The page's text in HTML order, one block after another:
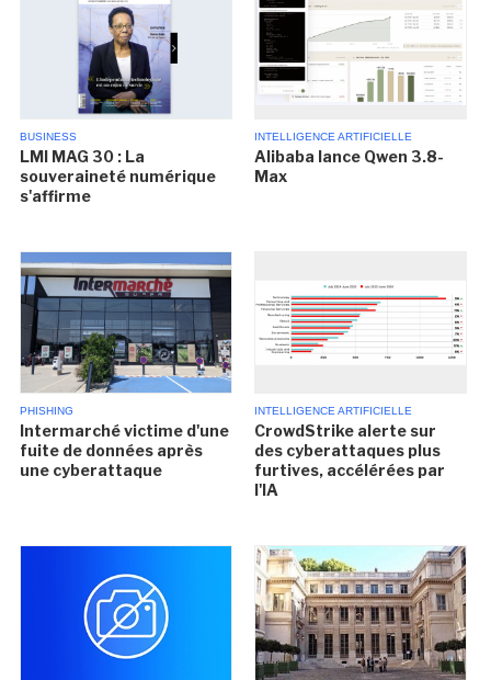
BUSINESS
LMI MAG 30 : La
souveraineté numérique
s'affirme
INTELLIGENCE ARTIFICIELLE
Alibaba lance Qwen 3.8-
Max
PHISHING
Intermarché victime d'une
fuite de données après
une cyberattaque
INTELLIGENCE ARTIFICIELLE
CrowdStrike alerte sur
des cyberattaques plus
furtives, accélérées par
l'IA